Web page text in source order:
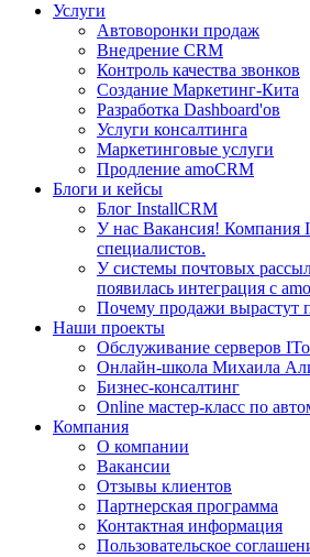
Услуги
Автоворонки продаж
Внедрение CRM
Контроль качества звонков
Создание Маркетинг-Кита
Разработка Dashboard'ов
Услуги консалтинга
Маркетинговые услуги
Продление amoCRM
Блоги и кейсы
Блог InstallCRM
У нас Вакансия! Компания
специалистов.
У системы почтовых
появилась интеграция с
Почему продажи вырастут
Наши проекты
Обслуживание серверов
Онлайн-школа Михаила
Бизнес-консалтинг
Online мастер-класс по
Компания
О компании
Вакансии
Отзывы клиентов
Партнерская программа
Контактная информация
Пользовательское